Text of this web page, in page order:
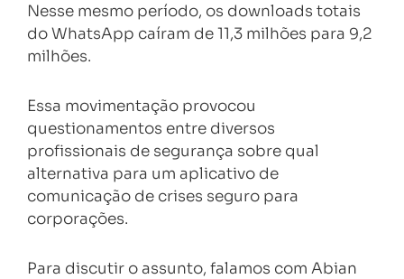
Nesse mesmo período, os downloads totais
do WhatsApp caíram de 11,3 milhões para 9,2
milhões.
Essa movimentação provocou
questionamentos entre diversos
profissionais de segurança sobre qual
alternativa para um aplicativo de
comunicação de crises seguro para
corporações.
Para discutir o assunto, falamos com Abian